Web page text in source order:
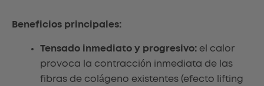
Beneficios principales:
Tensado inmediato y progresivo: el calor
provoca la contracción inmediata de las
fibras de colágeno existentes (efecto lifting